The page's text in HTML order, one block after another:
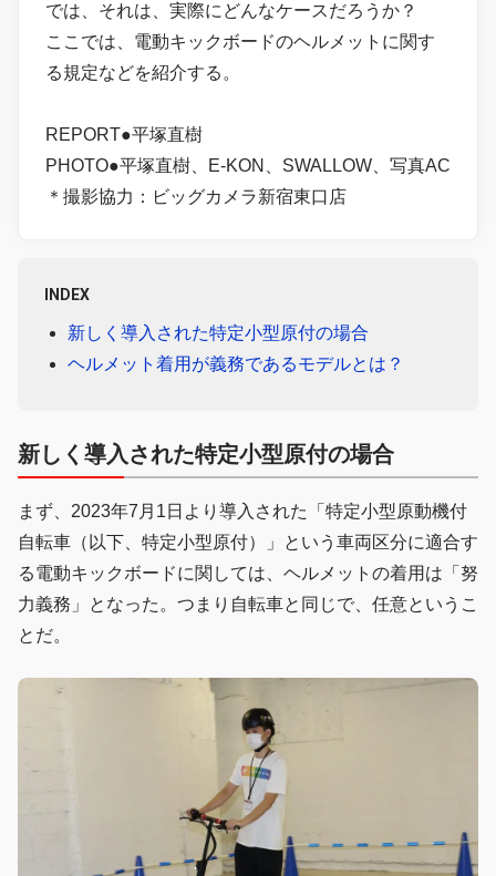
では、それは、実際にどんなケースだろうか？
ここでは、電動キックボードのヘルメットに関す
る規定などを紹介する。
REPORT●平塚直樹
PHOTO●平塚直樹、E-KON、SWALLOW、写真AC
＊撮影協力：ビッグカメラ新宿東口店
INDEX
新しく導入された特定小型原付の場合
ヘルメット着用が義務であるモデルとは？
新しく導入された特定小型原付の場合
まず、2023年7月1日より導入された「特定小型原動機付
自転車（以下、特定小型原付）」という車両区分に適合す
る電動キックボードに関しては、ヘルメットの着用は「努
力義務」となった。つまり自転車と同じで、任意というこ
とだ。